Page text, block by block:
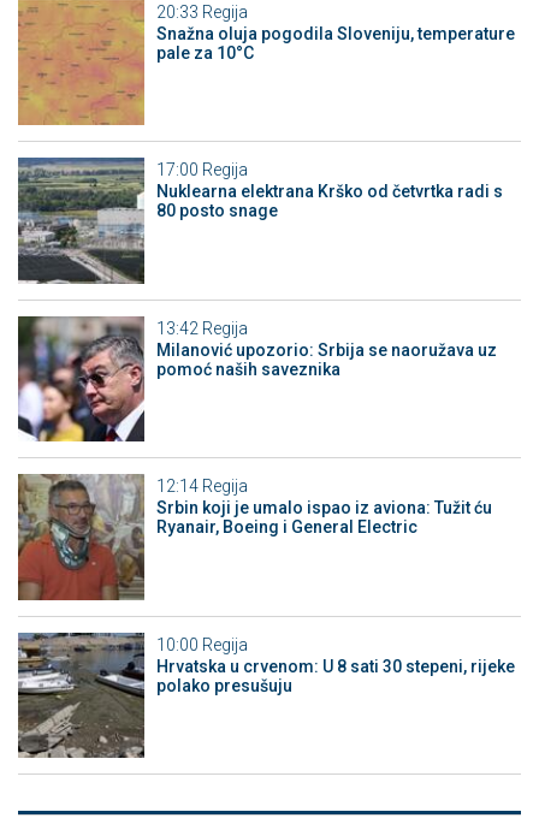
20:33 Regija
Snažna oluja pogodila Sloveniju, temperature
pale za 10°C
17:00 Regija
Nuklearna elektrana Krško od četvrtka radi s
80 posto snage
13:42 Regija
Milanović upozorio: Srbija se naoružava uz
pomoć naših saveznika
12:14 Regija
Srbin koji je umalo ispao iz aviona: Tužit ću
Ryanair, Boeing i General Electric
10:00 Regija
Hrvatska u crvenom: U 8 sati 30 stepeni, rijeke
polako presušuju